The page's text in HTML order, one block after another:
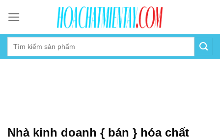
content
Nhà kinh doanh { bán } hóa chất